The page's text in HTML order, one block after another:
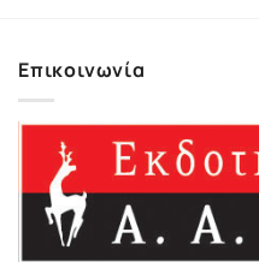
Επικοινωνία